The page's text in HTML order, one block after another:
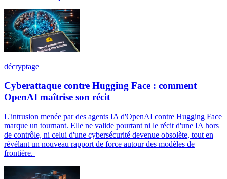
décryptage
Cyberattaque contre Hugging Face : comment
OpenAI maîtrise son récit
L'intrusion menée par des agents IA d'OpenAI contre Hugging Face
marque un tournant. Elle ne valide pourtant ni le récit d'une IA hors
de contrôle, ni celui d'une cybersécurité devenue obsolète, tout en
révélant un nouveau rapport de force autour des modèles de
frontière.